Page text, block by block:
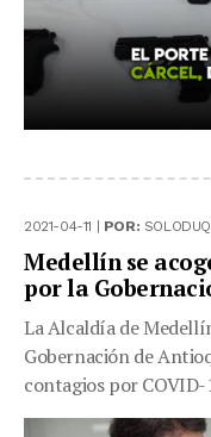
2021-04-11 | POR:
Medellín se
por la
La Alcaldía de
Gobernación de
contagios por COVID-